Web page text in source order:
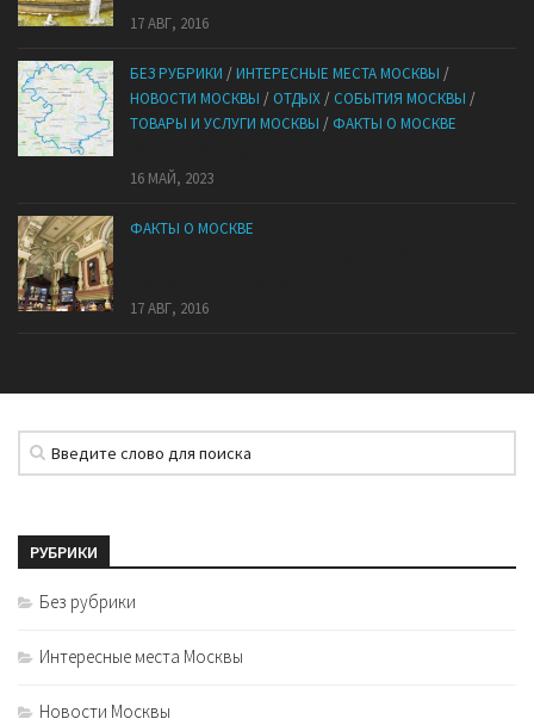
17 АВГ, 2016
БЕЗ РУБРИКИ /ИНТЕРЕСНЫЕ МЕСТА МОСКВЫ /
НОВОСТИ МОСКВЫ / ОТДЫХ / СОБЫТИЯ МОСКВЫ /
ТОВАРЫ И УСЛУГИ МОСКВЫ / ФАКТЫ О МОСКВЕ
16 МАЙ, 2023
ФАКТЫ О МОСКВЕ
17 АВГ, 2016
РУБРИКИ
Без рубрики
Интересные места Москвы
Новости Москвы